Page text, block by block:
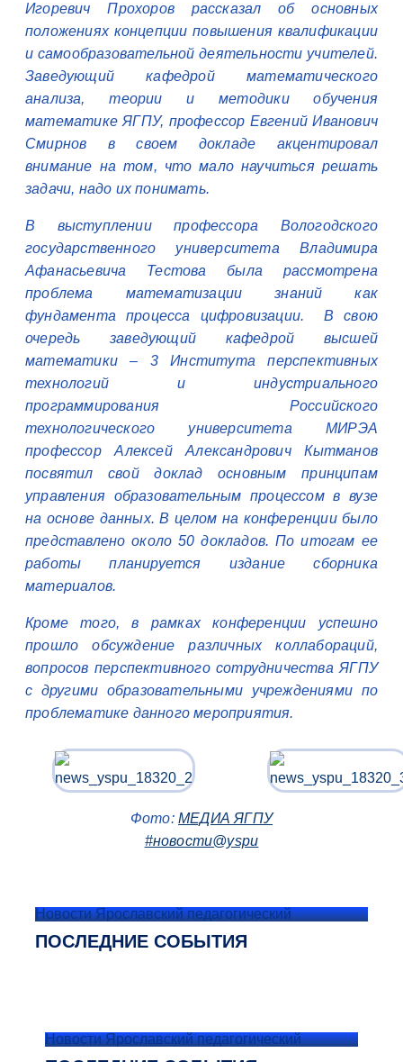
Игоревич Прохоров рассказал об основных
положениях концепции повышения квалификации
и самообразовательной деятельности учителей.
Заведующий кафедрой математического
анализа, теории и методики обучения
математике ЯГПУ, профессор Евгений Иванович
Смирнов в своем докладе акцентировал
внимание на том, что мало научиться решать
задачи, надо их понимать.
В выступлении профессора Вологодского
государственного университета Владимира
Афанасьевича Тестова была рассмотрена
проблема математизации знаний как
фундамента процесса цифровизации. В свою
очередь заведующий кафедрой высшей
математики – 3 Института перспективных
технологий и индустриального
программирования Российского
технологического университета МИРЭА
профессор Алексей Александрович Кытманов
посвятил свой доклад основным принципам
управления образовательным процессом в вузе
на основе данных. В целом на конференции было
представлено около 50 докладов. По итогам ее
работы планируется издание сборника
материалов.
Кроме того, в рамках конференции успешно
прошло обсуждение различных коллабораций,
вопросов перспективного сотрудничества ЯГПУ
с другими образовательными учреждениями по
проблематике данного мероприятия.
Фото:МЕДИА ЯГПУ
#новости@yspu
Новости Ярославский педагогический
ПОСЛЕДНИЕ СОБЫТИЯ
Новости Ярославский педагогический